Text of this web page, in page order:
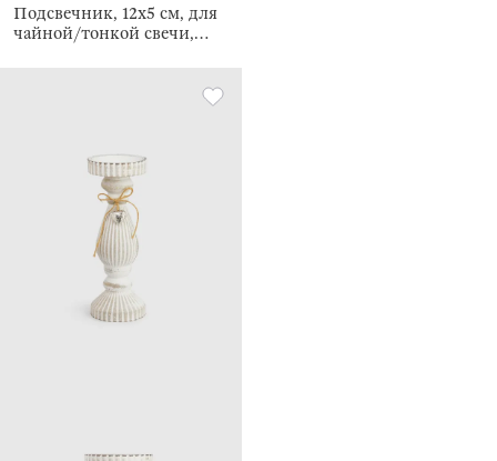
Подсвечник, 12x5 см, для
чайной/тонкой свечи,